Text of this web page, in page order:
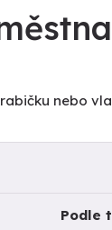
nebo
Podle